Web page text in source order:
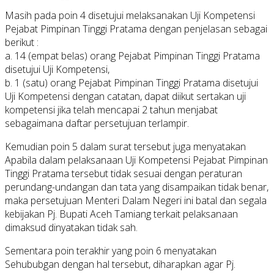
Masih pada poin 4 disetujui melaksanakan Uji Kompetensi
Pejabat Pimpinan Tinggi Pratama dengan penjelasan sebagai
berikut :
a. 14 (empat belas) orang Pejabat Pimpinan Tinggi Pratama
disetujui Uji Kompetensi,
b. 1 (satu) orang Pejabat Pimpinan Tinggi Pratama disetujui
Uji Kompetensi dengan catatan, dapat diikut sertakan uji
kompetensi jika telah mencapai 2 tahun menjabat
sebagaimana daftar persetujuan terlampir.
Kemudian poin 5 dalam surat tersebut juga menyatakan
Apabila dalam pelaksanaan Uji Kompetensi Pejabat Pimpinan
Tinggi Pratama tersebut tidak sesuai dengan peraturan
perundang-undangan dan tata yang disampaikan tidak benar,
maka persetujuan Menteri Dalam Negeri ini batal dan segala
kebijakan Pj. Bupati Aceh Tamiang terkait pelaksanaan
dimaksud dinyatakan tidak sah.
Sementara poin terakhir yang poin 6 menyatakan
Sehububgan dengan hal tersebut, diharapkan agar Pj.